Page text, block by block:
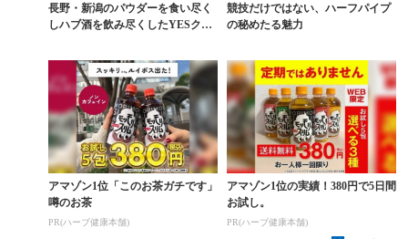
長野・新潟のパウダーを食い尽く
しハブ酒を飲み尽くしたYESクル
競技だけではない、ハーフパイプ
の秘めたる魅力
アマゾン1位「このお茶ガチです」
噂のお茶
PR(ハーブ健康本舗)
アマゾン1位の実績！380円で5日間
お試し。
PR(ハーブ健康本舗)